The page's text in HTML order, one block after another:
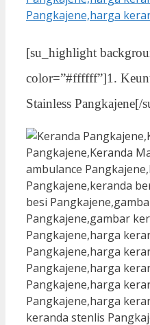
[su_highlight
color=”#ffffff”]1.
Stainless